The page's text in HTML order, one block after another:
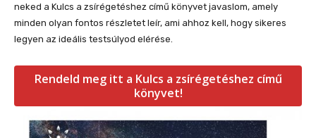
neked a Kulcs a zsírégetéshez című könyvet javaslom, amely
minden olyan fontos részletet leír, ami ahhoz kell, hogy sikeres
legyen az ideális testsúlyod elérése.
Rendeld meg itt a Kulcs a zsírégetéshez című
könyvet!